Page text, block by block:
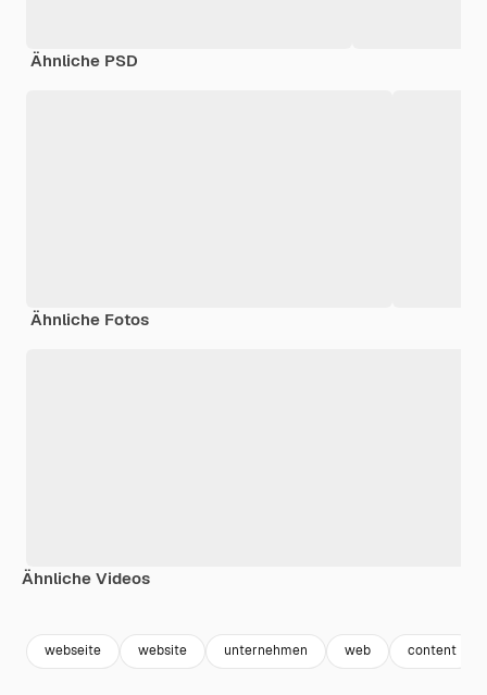
Ähnliche PSD
Ähnliche Fotos
Ähnliche Videos
webseite website unternehmen web content